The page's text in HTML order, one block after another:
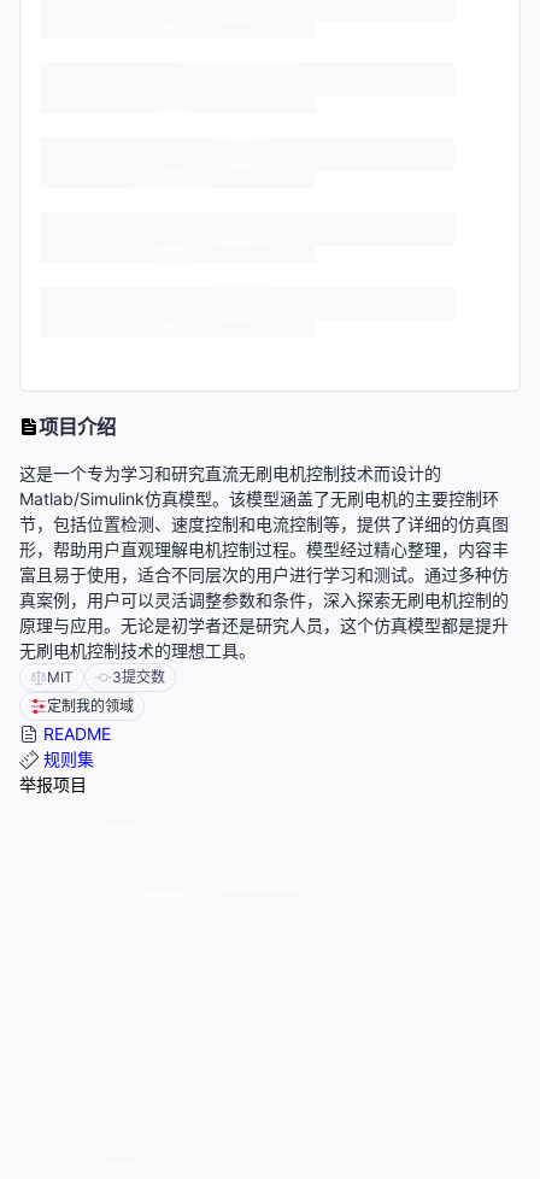
项目介绍
这是一个专为学习和研究直流无刷电机控制技术而设计的
Matlab/Simulink仿真模型。该模型涵盖了无刷电机的主要控制环
节，包括位置检测、速度控制和电流控制等，提供了详细的仿真图
形，帮助用户直观理解电机控制过程。模型经过精心整理，内容丰
富且易于使用，适合不同层次的用户进行学习和测试。通过多种仿
真案例，用户可以灵活调整参数和条件，深入探索无刷电机控制的
原理与应用。无论是初学者还是研究人员，这个仿真模型都是提升
无刷电机控制技术的理想工具。
MIT 3提交数
定制我的领域
README
规则集
举报项目